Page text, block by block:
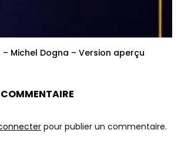
Michel Dogna – Version aperçu
pour publier un commentaire.